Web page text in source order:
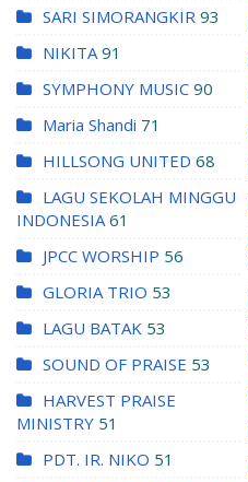
SARI SIMORANGKIR 93
NIKITA 91
SYMPHONY MUSIC 90
Maria Shandi 71
HILLSONG UNITED 68
LAGU SEKOLAH MINGGU
INDONESIA 61
JPCC WORSHIP 56
GLORIA TRIO 53
LAGU BATAK 53
SOUND OF PRAISE 53
HARVEST PRAISE
MINISTRY 51
PDT. IR. NIKO 51